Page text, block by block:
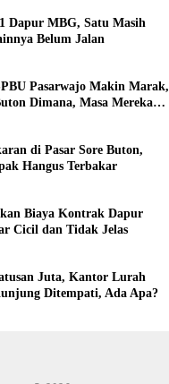
Dapur MBG, Satu Masih
Belum Jalan
Pasarwajo Makin Marak,
Dimana, Masa Mereka
di Pasar Sore Buton,
Hangus Terbakar
Biaya Kontrak Dapur
Cicil dan Tidak Jelas
Juta, Kantor Lurah
Ditempati, Ada Apa?